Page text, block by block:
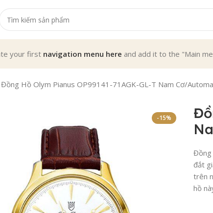
your first navigation menu here and add it to the "Main
Đồng Hồ Olym Pianus OP99141-71AGK-GL-T Nam Cơ/
-15%
Đồng
đắt
trên
hồ